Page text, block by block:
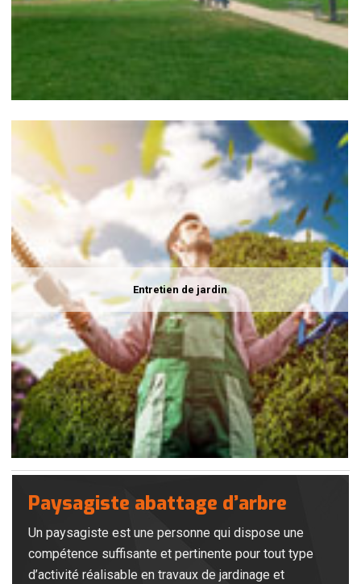
Entretien de jardin
Paysagiste abattage d’arbre
Un paysagiste est une personne qui dispose une
compétence suffisante et pertinente pour tout type
d’activité réalisable en travaux de jardinage et